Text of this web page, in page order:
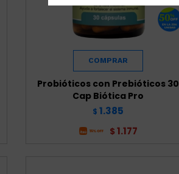
Probióticos con Prebióticos 30
Cap Biótica Pro
$ 1.385
$ 1.177